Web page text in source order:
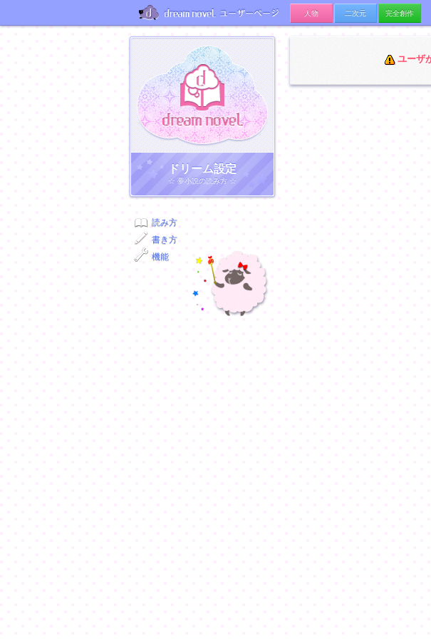
ユーザーページ
人物 二次元 完全創作
ドリーム小説
ドリーム設定
☆ 夢小説の読み方 ☆
読み方
書き方
機能
ユーザ